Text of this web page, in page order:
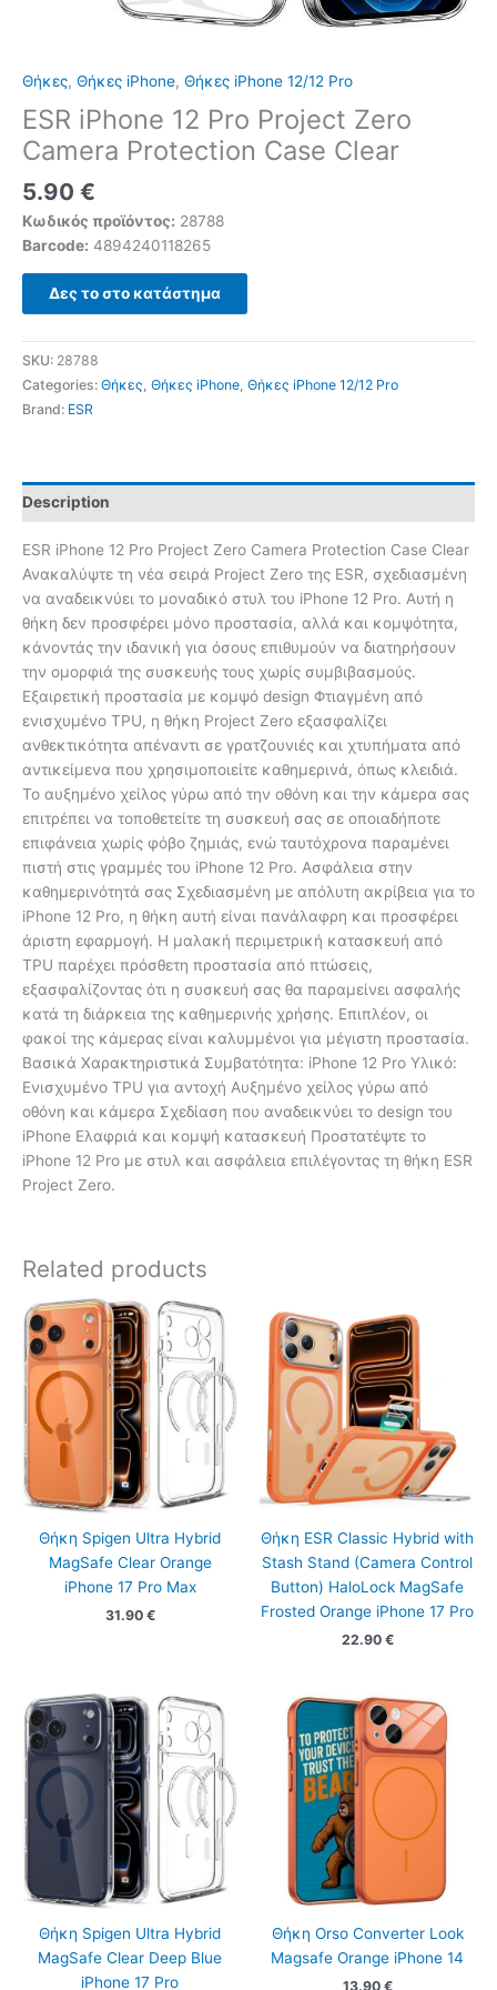
Θήκες, Θήκες iPhone, Θήκες iPhone 12/12 Pro
ESR iPhone 12 Pro Project Zero
Camera Protection Case Clear
5.90 €
Κωδικός προϊόντος: 28788
Barcode: 4894240118265
Δες το στο κατάστημα
SKU: 28788
Categories: Θήκες Θήκες iPhone Θήκες iPhone 12/12 Pro
Brand: ESR
Description
ESR iPhone 12 Pro Project Zero Camera Protection Case Clear
Ανακαλύψτε τη νέα σειρά Project Zero της ESR, σχεδιασμένη
να αναδεικνύει το μοναδικό στυλ του iPhone 12 Pro. Αυτή η
θήκη δεν προσφέρει μόνο προστασία, αλλά και κομψότητα,
κάνοντάς την ιδανική για όσους επιθυμούν να διατηρήσουν
την ομορφιά της συσκευής τους χωρίς συμβιβασμούς.
Εξαιρετική προστασία με κομψό design Φτιαγμένη από
ενισχυμένο TPU, η θήκη Project Zero εξασφαλίζει
ανθεκτικότητα απέναντι σε γρατζουνιές και χτυπήματα από
αντικείμενα που χρησιμοποιείτε καθημερινά, όπως κλειδιά.
Το αυξημένο χείλος γύρω από την οθόνη και την κάμερα σας
επιτρέπει να τοποθετείτε τη συσκευή σας σε οποιαδήποτε
επιφάνεια χωρίς φόβο ζημιάς, ενώ ταυτόχρονα παραμένει
πιστή στις γραμμές του iPhone 12 Pro. Ασφάλεια στην
καθημερινότητά σας Σχεδιασμένη με απόλυτη ακρίβεια για το
iPhone 12 Pro, η θήκη αυτή είναι πανάλαφρη και προσφέρει
άριστη εφαρμογή. Η μαλακή περιμετρική κατασκευή από
TPU παρέχει πρόσθετη προστασία από πτώσεις,
εξασφαλίζοντας ότι η συσκευή σας θα παραμείνει ασφαλής
κατά τη διάρκεια της καθημερινής χρήσης. Επιπλέον, οι
φακοί της κάμερας είναι καλυμμένοι για μέγιστη προστασία.
Βασικά Χαρακτηριστικά Συμβατότητα: iPhone 12 Pro Υλικό:
Ενισχυμένο TPU για αντοχή Αυξημένο χείλος γύρω από
οθόνη και κάμερα Σχεδίαση που αναδεικνύει το design του
iPhone Ελαφριά και κομψή κατασκευή Προστατέψτε το
iPhone 12 Pro με στυλ και ασφάλεια επιλέγοντας τη θήκη ESR
Project Zero.
Related products
Θήκη Spigen Ultra Hybrid
MagSafe Clear Orange
iPhone 17 Pro Max
31.90 €
Θήκη ESR Classic Hybrid with
Stash Stand (Camera Control
Button) HaloLock MagSafe
Frosted Orange iPhone 17 Pro
22.90 €
Θήκη Spigen Ultra Hybrid
MagSafe Clear Deep Blue
iPhone 17 Pro
Θήκη Orso Converter Look
Magsafe Orange iPhone 14
13.90 €